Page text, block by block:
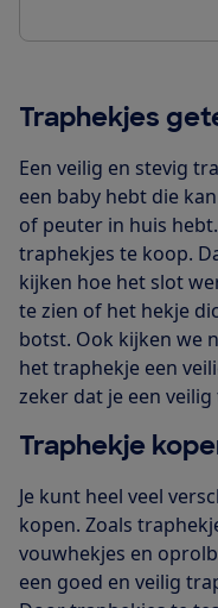
Traphekjes
Een veilig en stevig
een baby hebt die
of peuter in huis
traphekjes te koop.
kijken hoe het slot
te zien of het hekje
botst. Ook kijken we
het traphekje een
zeker dat je een
Traphekje
Je kunt heel veel
kopen. Zoals
vouwhekjes en
een goed en veilig